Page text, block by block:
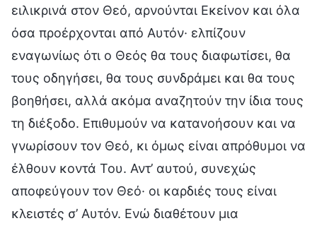
ειλικρινά στον Θεό, αρνούνται Εκείνον και όλα
όσα προέρχονται από Αυτόν· ελπίζουν
εναγωνίως ότι ο Θεός θα τους διαφωτίσει, θα
τους οδηγήσει, θα τους συνδράμει και θα τους
βοηθήσει, αλλά ακόμα αναζητούν την ίδια τους
τη διέξοδο. Επιθυμούν να κατανοήσουν και να
γνωρίσουν τον Θεό, κι όμως είναι απρόθυμοι να
έλθουν κοντά Του. Αντ’ αυτού, συνεχώς
αποφεύγουν τον Θεό· οι καρδιές τους είναι
κλειστές σ’ Αυτόν. Ενώ διαθέτουν μια